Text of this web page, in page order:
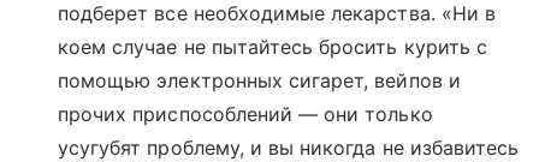
подберет все необходимые лекарства. «Ни в
коем случае не пытайтесь бросить курить с
помощью электронных сигарет, вейпов и
прочих приспособлений — они только
усугубят проблему, и вы никогда не избавитесь